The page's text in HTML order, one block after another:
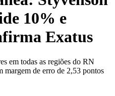
10% e
Exatus
em todas as regiões do RN
margem de erro de 2,53 pontos